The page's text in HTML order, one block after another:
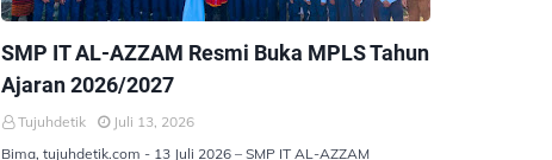
SMP IT AL-AZZAM Resmi Buka MPLS Tahun
Ajaran 2026/2027
Tujuhdetik
Juli 13, 2026
Bima, tujuhdetik.com - 13 Juli 2026 – SMP IT AL-AZZAM